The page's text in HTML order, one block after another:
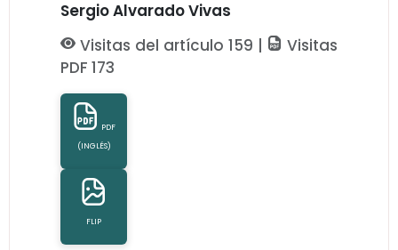
Sergio Alvarado Vivas
Visitas del artículo 159 |
Visitas
PDF 173
PDF
(INGLÉS)
FLIP